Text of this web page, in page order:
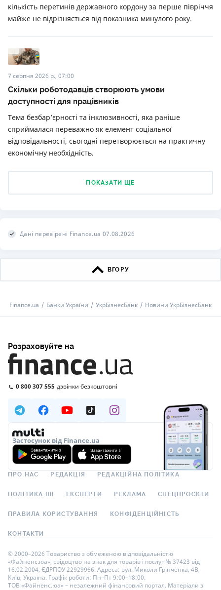
кількість перетинів державного кордону за перше півріччя
майже не відрізняється від показника минулого року.
7 серпня 2026 р., 07:00
Скільки роботодавців створюють умови
доступності для працівників
Тема безбар’єрності та інклюзивності, яка раніше
сприймалася переважно як елемент соціальної
відповідальності, сьогодні перетворюється на практичну
економічну необхідність.
ПОКАЗАТИ ЩЕ
Дані перевірені Finance.ua 07.08.2026
ВГОРУ
Finance.ua Банки України УкрБізнесБанк Новини УкрБізнесБанк
Розраховуйте на
0 800 307 555 дзвінки безкоштовні
Застосунок від Finance.ua
ПРО НАС РЕДАКЦІЯ РЕДАКЦІЙНА ПОЛІТИКА
ПОЛІТИКА ШІ ЕКСПЕРТИ РЕКЛАМА СПЕЦПРОЄКТИ
ПРАВИЛА КОРИСТУВАННЯ КОНФІДЕНЦІЙНІСТЬ
КОНТАКТИ
© 2000–2026 Товариство з обмеженою відповідальністю
«Файненс.юа», свідоцтво на знак для товарів і послуг № 37423 від
16.02.2004, ЄДРПОУ 22929966. Адреса: вул. Миколи Грінченка, 4В,
Київ, Україна. Графік роботи: Пн–Пт 9:00–18:00.
ТОВ «Файненс.юа» – незалежний фінансовий портал. Матеріали з